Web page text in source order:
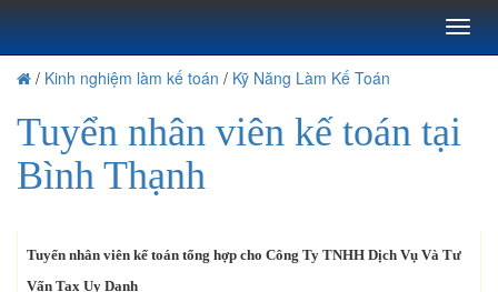
Toggle
/ Kinh nghiệm làm kế toán / Kỹ Năng Làm Kế Toán
Tuyển nhân viên kế toán tại
Bình Thạnh
Tuyển nhân viên kế toán tổng hợp cho Công Ty TNHH Dịch Vụ Và Tư
Vấn Tax Uy Danh